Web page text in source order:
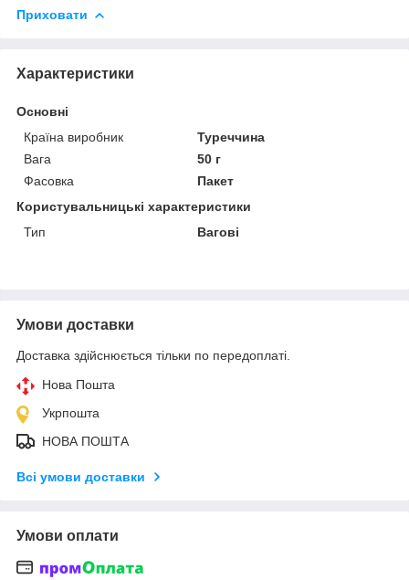
Приховати
Характеристики
Основні
Країна виробник
Туреччина
Вага
50 г
Фасовка
Пакет
Користувальницькі характеристики
Тип
Вагові
Умови доставки
Доставка здійснюється тільки по передоплаті.
Нова Пошта
Укрпошта
НОВА ПОШТА
Всі умови доставки
Умови оплати